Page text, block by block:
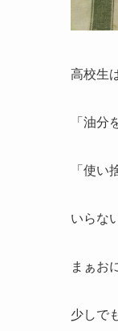
高校生
「油分
「使
いらな
まぁお
少しで